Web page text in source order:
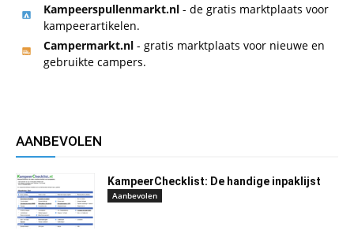
Kampeerspullenmarkt.nl - de gratis marktplaats voor
kampeerartikelen.
Campermarkt.nl - gratis marktplaats voor nieuwe en
gebruikte campers.
AANBEVOLEN
KampeerChecklist: De handige inpaklijst
Aanbevolen